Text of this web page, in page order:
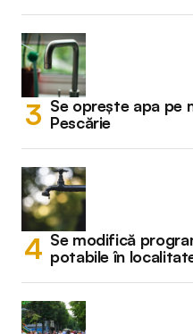
Se oprește apa pe
Pescărie
Se modifică
potabile în